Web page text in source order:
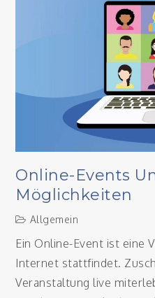
Online-Events
Möglichkeiten
Allgemein
Ein Online-Event ist eine
Internet stattfindet.
Veranstaltung live